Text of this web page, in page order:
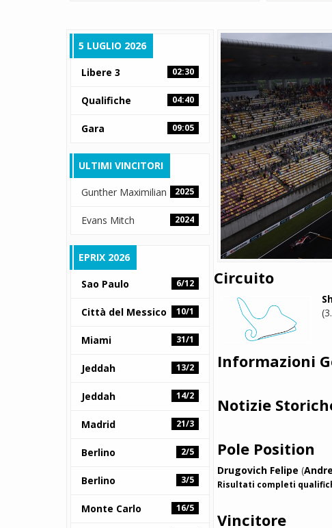
5 LUGLIO 2026
Libere 3 02:30
Qualifiche 04:40
Gara 09:05
ULTIMI VINCITORI
Gunther Maximilian 2025
Evans Mitch 2024
EPRIX 2026
Sao Paulo 6/12
Città del Messico 10/1
Miami 31/1
Jeddah 13/2
Jeddah 14/2
Madrid 21/3
Berlino 2/5
Berlino 3/5
Monte Carlo 16/5
Circuito
Informazioni
Notizie
Pole Position
Drugovich Felipe (
Risultati completi
Vincitore